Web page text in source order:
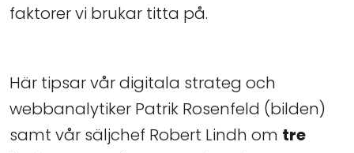
faktorer vi brukar titta på.
Här tipsar vår digitala strateg och
webbanalytiker Patrik Rosenfeld (bilden)
samt vår säljchef Robert Lindh om tre